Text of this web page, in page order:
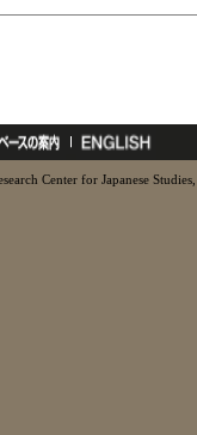
Center for Japanese